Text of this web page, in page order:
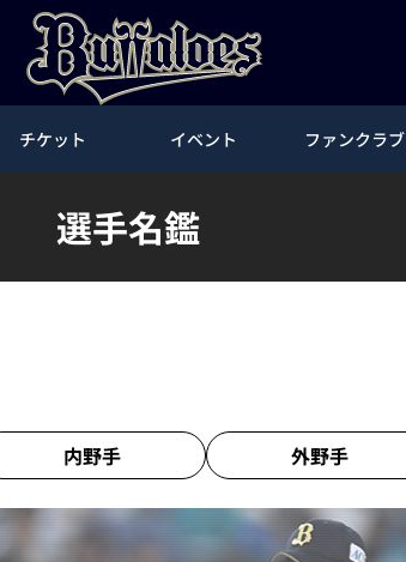
チケット イベント ファンクラブ
選手名鑑
内野手 外野手